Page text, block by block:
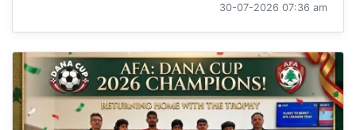
30-07-2026 07:36 am